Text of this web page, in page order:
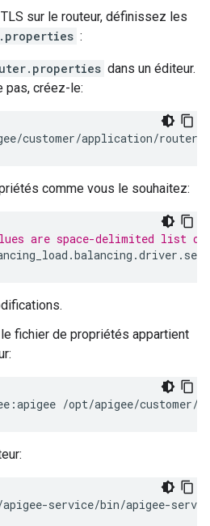
sur le routeur, définissez les
:
dans un éditeur.
pas, créez-le:
customer/application/
comme vous le souhaitez:
are space-delimited list of:
.balancing .driver .
fichier de propriétés appartient
/opt/apigee/
service/bin/apigee-